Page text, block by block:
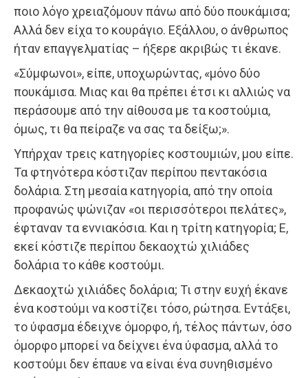
ποιο λόγο χρειαζόμουν πάνω από δύο πουκάμισα;
Αλλά δεν είχα το κουράγιο. Εξάλλου, ο άνθρωπος
ήταν επαγγελματίας – ήξερε ακριβώς τι έκανε.
«Σύμφωνοι», είπε, υποχωρώντας, «μόνο δύο
πουκάμισα. Μιας και θα πρέπει έτσι κι αλλιώς να
περάσουμε από την αίθουσα με τα κοστούμια,
όμως, τι θα πείραζε να σας τα δείξω;».
Υπήρχαν τρεις κατηγορίες κοστουμιών, μου είπε.
Τα φτηνό­τερα κόστιζαν περίπου πεντακόσια
δολάρια. Στη μεσαία κατηγορία, από την οποία
προφανώς ψώνιζαν «οι περισσότεροι πελάτες»,
έφταναν τα εννιακόσια. Και η τρίτη κατηγορία; Ε,
εκεί κόστιζε περίπου δεκαοχτώ χιλιάδες
δολάρια το κάθε κοστούμι.
Δεκαοχτώ χιλιάδες δολάρια; Τι στην ευχή έκανε
ένα κοστούμι να κοστίζει τόσο, ρώτησα. Εντάξει,
το ύφασμα έδειχνε όμορφο, ή, τέλος πάντων, όσο
όμορφο μπορεί να δείχνει ένα ύφασμα, αλλά το
κοστούμι δεν έπαυε να είναι ένα συνηθισμένο